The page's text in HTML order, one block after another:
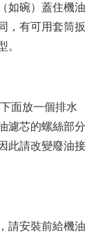
如碗）蓋住機油
，有可用套筒扳
。
面放一個排水
濾芯的螺絲部分
此請改變廢油接
請安裝前給機油